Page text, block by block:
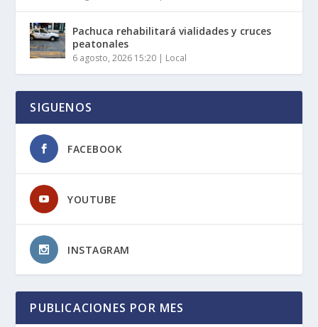
Pachuca rehabilitará vialidades y cruces
peatonales
6 agosto, 2026 15:20 | Local
SIGUENOS
FACEBOOK
YOUTUBE
INSTAGRAM
PUBLICACIONES POR MES